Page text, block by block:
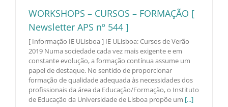
WORKSHOPS – CURSOS – FORMAÇÃO [
Newsletter APS nº 544 ]
[ Informação IE ULisboa ] IE ULisboa: Cursos de Verão
2019 Numa sociedade cada vez mais exigente e em
constante evolução, a formação contínua assume um
papel de destaque. No sentido de proporcionar
formação de qualidade adequada às necessidades dos
profissionais da área da Educação/Formação, o Instituto
de Educação da Universidade de Lisboa propõe um [...]